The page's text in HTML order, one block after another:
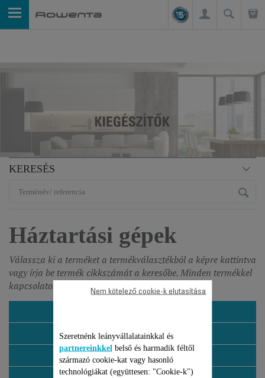
KERESÉS
Háztartási gépek
Válassza ki a terméket a termékválasztékból a képre kattintva
vagy írja be termék cikkszámát a keresőbe. Minden termékkel
kapcsolatos információt meg fog találni.
MELEGÍTŐ
PÁRÁSÍTÓ ÉS PÁRAMENTESÍTŐ
Szeretnénk leányvállalatainkkal és
partnereinkkel belső és harmadik féltől
származó cookie-kat vagy hasonló
technológiákat (együttesen: "Cookie-k")
Nem kötelező cookie-k elutasítása